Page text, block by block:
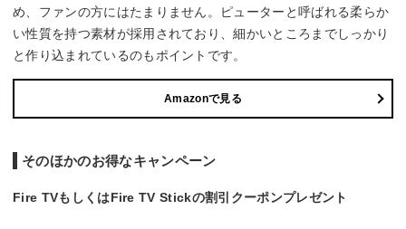
め、ファンの方にはたまりません。ピューターと呼ばれる柔らか
い性質を持つ素材が採用されており、細かいところまでしっかり
と作り込まれているのもポイントです。
Amazonで見る
そのほかのお得なキャンペーン
Fire TVもしくはFire TV Stickの割引クーポンプレゼント